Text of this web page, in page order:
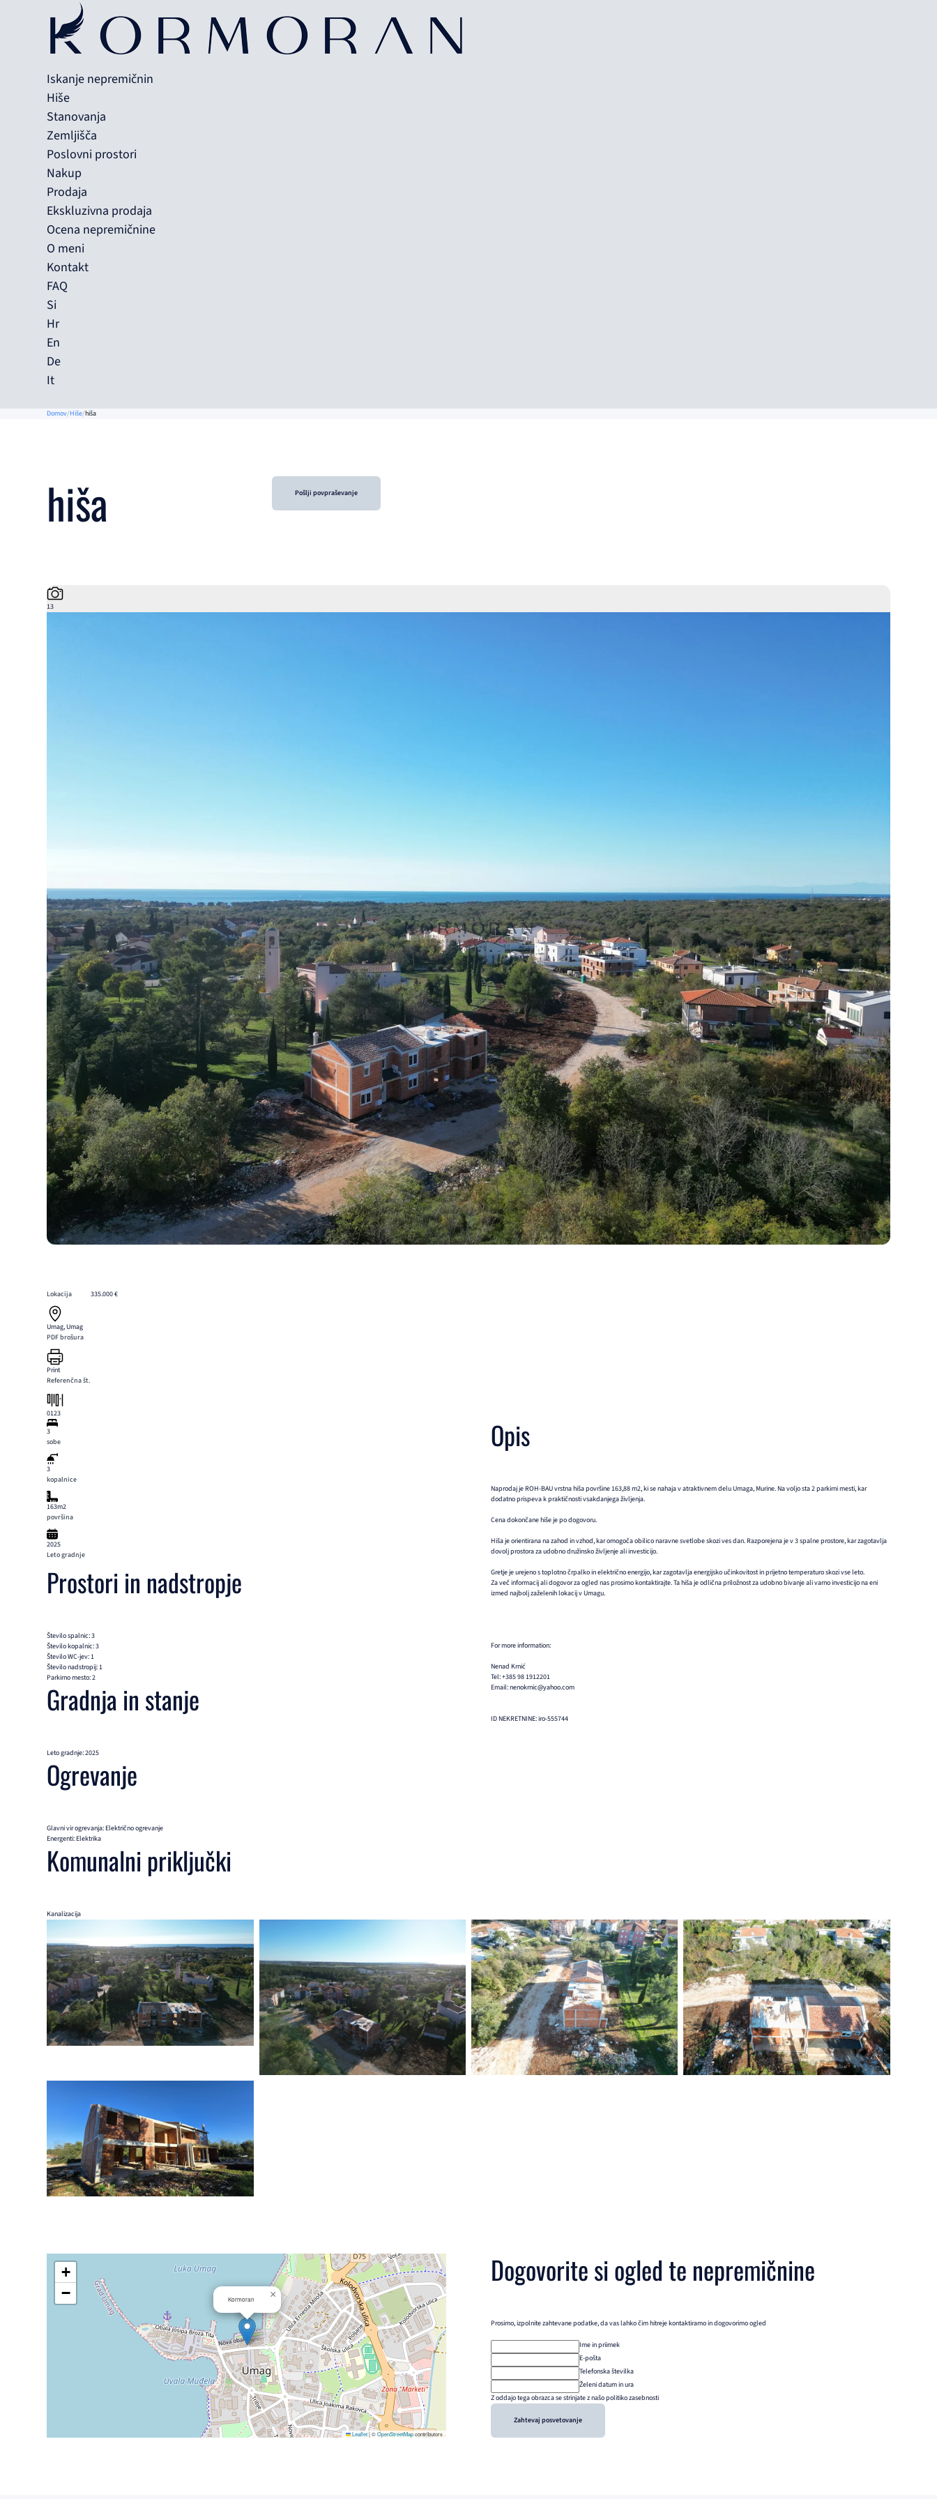
Iskanje nepremičnin
Hiše
Stanovanja
Zemljišča
Poslovni prostori
Nakup
Prodaja
Ekskluzivna prodaja
Ocena nepremičnine
O meni
Kontakt
FAQ
Si
Hr
En
De
It
Domov Hiše hiša
hiša Pošlji povpraševanje
13
Lokacija
Umag, Umag
PDF brošura
Print
Referenčna št.
0123
335.000 €
3
sobe
3
kopalnice
163m2
površina
2025
Leto gradnje
Prostori in nadstropje
Število spalnic: 3
Število kopalnic: 3
Število WC-jev: 1
Število nadstropij: 1
Parkirno mesto: 2
Gradnja in stanje
Leto gradnje: 2025
Ogrevanje
Glavni vir ogrevanja: Električno ogrevanje
Energenti: Elektrika
Komunalni priključki
Kanalizacija
Opis
Naprodaj je ROH-BAU vrstna hiša površine 163,88 m2, ki se nahaja v atraktivnem delu Umaga, Murine. Na voljo sta 2 parkirni mesti, kar
dodatno prispeva k praktičnosti vsakdanjega življenja.
Cena dokončane hiše je po dogovoru.
Hiša je orientirana na zahod in vzhod, kar omogoča obilico naravne svetlobe skozi ves dan. Razporejena je v 3 spalne prostore, kar zagotavlja
dovolj prostora za udobno družinsko življenje ali investicijo.
Gretje je urejeno s toplotno črpalko in električno energijo, kar zagotavlja energijsko učinkovitost in prijetno temperaturo skozi vse leto.
Za več informacij ali dogovor za ogled nas prosimo kontaktirajte. Ta hiša je odlična priložnost za udobno bivanje ali varno investicijo na eni
izmed najbolj zaželenih lokacij v Umagu.
For more information:
Nenad Krnić
Tel: +385 98 1912201
Email: nenokrnic@yahoo.com
ID NEKRETNINE: iro-555744
Kormoran ×
+
−
Leaflet|©OpenStreetMapcontributors
Dogovorite si ogled te nepremičnine
Prosimo, izpolnite zahtevane podatke, da vas lahko čim hitreje kontaktiramo in dogovorimo ogled
Ime in priimek
E-pošta
Telefonska številka
Želeni datum in ura
Z oddajo tega obrazca se strinjate z našo politiko zasebnosti
Zahtevaj posvetovanje